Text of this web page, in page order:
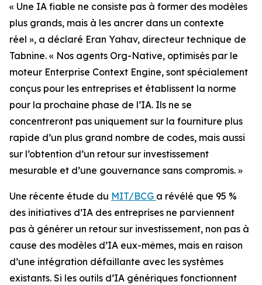
« Une IA fiable ne consiste pas à former des modèles
plus grands, mais à les ancrer dans un contexte
réel », a déclaré Eran Yahav, directeur technique de
Tabnine. « Nos agents Org-Native, optimisés par le
moteur Enterprise Context Engine, sont spécialement
conçus pour les entreprises et établissent la norme
pour la prochaine phase de l’IA. Ils ne se
concentreront pas uniquement sur la fourniture plus
rapide d’un plus grand nombre de codes, mais aussi
sur l’obtention d’un retour sur investissement
mesurable et d’une gouvernance sans compromis. »
Une récente étude du MIT/BCG a révélé que 95 %
des initiatives d’IA des entreprises ne parviennent
pas à générer un retour sur investissement, non pas à
cause des modèles d’IA eux-mêmes, mais en raison
d’une intégration défaillante avec les systèmes
existants. Si les outils d’IA génériques fonctionnent